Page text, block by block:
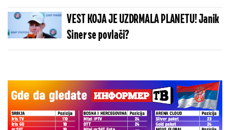
VEST KOJA JE UZDRMALA PLANETU! Janik
Siner se povlači?